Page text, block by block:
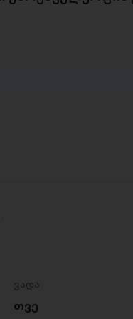
ვადა
თვე